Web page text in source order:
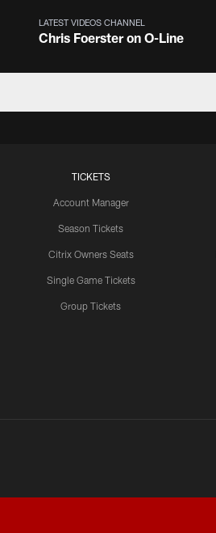
LATEST VIDEOS CHANNEL
Chris Foerster on O-Line
NFL Top 100 Players of
LATEST VIDEOS CHANNEL
Competition
TICKETS
Account Manager
Season Tickets
Citrix Owners Seats
Single Game Tickets
Group Tickets